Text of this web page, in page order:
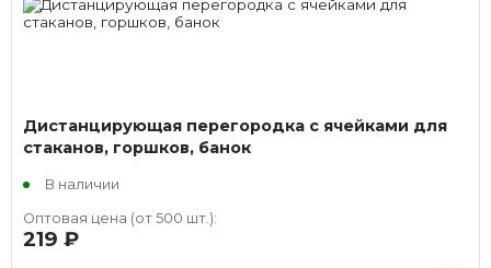
Дистанцирующая перегородка с ячейками для
стаканов, горшков, банок
В наличии
Оптовая цена (от 500 шт.):
219